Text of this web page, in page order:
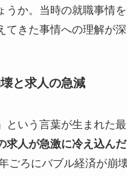
うか。当時の就職事情
てきた事情への理解が深
と求人の急減
という言葉が生まれた最
求人が急激に冷え込んだ
ごろにバブル経済が崩